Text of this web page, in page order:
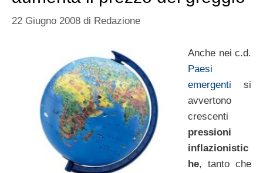
22 Giugno 2008 di Redazione
Anche nei c.d.
Paesi
emergenti si
avvertono
crescenti
pressioni
inflazionistic
he, tanto che